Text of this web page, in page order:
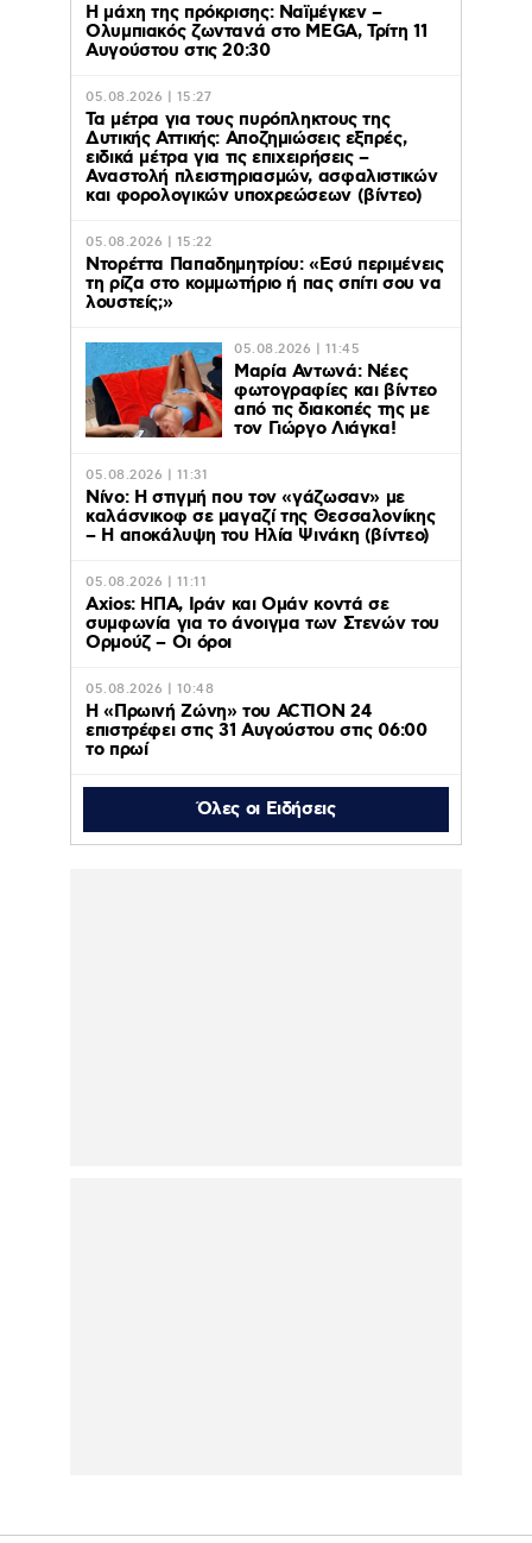
Η μάχη της πρόκρισης: Ναϊμέγκεν –
Ολυμπιακός ζωντανά στο MEGA, Τρίτη 11
Αυγούστου στις 20:30
05.08.2026 | 15:27
Τα μέτρα για τους πυρόπληκτους της
Δυτικής Αττικής: Αποζημιώσεις εξπρές,
ειδικά μέτρα για τις επιχειρήσεις –
Αναστολή πλειστηριασμών, ασφαλιστικών
και φορολογικών υποχρεώσεων (βίντεο)
05.08.2026 | 15:22
Ντορέττα Παπαδημητρίου: «Εσύ περιμένεις
τη ρίζα στο κομμωτήριο ή πας σπίτι σου να
λουστείς;»
05.08.2026 | 11:45
Μαρία Αντωνά: Νέες
φωτογραφίες και βίντεο
από τις διακοπές της με
τον Γιώργο Λιάγκα!
05.08.2026 | 11:31
Νίνο: Η στιγμή που τον «γάζωσαν» με
καλάσνικοφ σε μαγαζί της Θεσσαλονίκης
– Η αποκάλυψη του Ηλία Ψινάκη (βίντεο)
05.08.2026 | 11:11
Axios: ΗΠΑ, Ιράν και Ομάν κοντά σε
συμφωνία για το άνοιγμα των Στενών του
Ορμούζ – Οι όροι
05.08.2026 | 10:48
Η «Πρωινή Ζώνη» του ACTION 24
επιστρέφει στις 31 Αυγούστου στις 06:00
το πρωί
Όλες οι Ειδήσεις